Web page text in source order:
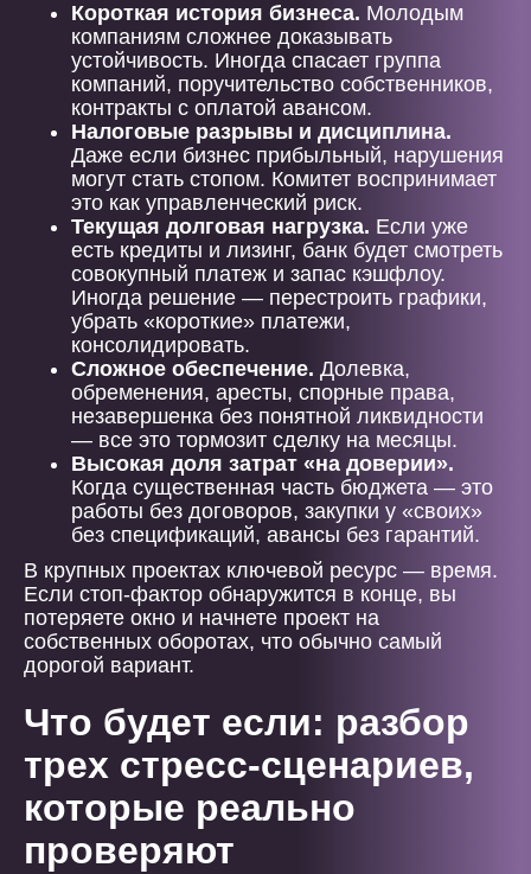
Короткая история бизнеса. Молодым
компаниям сложнее доказывать
устойчивость. Иногда спасает группа
компаний, поручительство собственников,
контракты с оплатой авансом.
Налоговые разрывы и дисциплина.
Даже если бизнес прибыльный, нарушения
могут стать стопом. Комитет воспринимает
это как управленческий риск.
Текущая долговая нагрузка. Если уже
есть кредиты и лизинг, банк будет смотреть
совокупный платеж и запас кэшфлоу.
Иногда решение — перестроить графики,
убрать «короткие» платежи,
консолидировать.
Сложное обеспечение. Долевка,
обременения, аресты, спорные права,
незавершенка без понятной ликвидности
— все это тормозит сделку на месяцы.
Высокая доля затрат «на доверии».
Когда существенная часть бюджета — это
работы без договоров, закупки у «своих»
без спецификаций, авансы без гарантий.
В крупных проектах ключевой ресурс — время.
Если стоп-фактор обнаружится в конце, вы
потеряете окно и начнете проект на
собственных оборотах, что обычно самый
дорогой вариант.
Что будет если: разбор
трех стресс-сценариев,
которые реально
проверяют